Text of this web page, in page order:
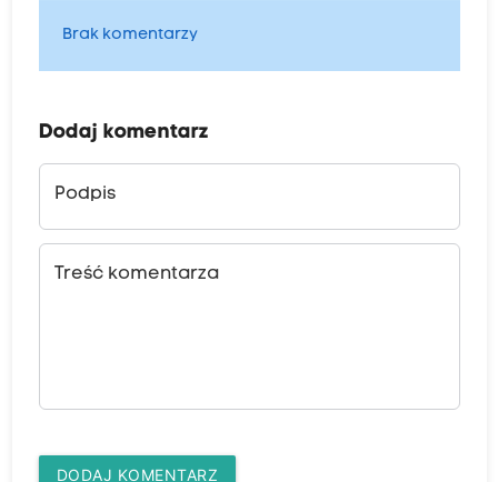
Brak komentarzy
Dodaj komentarz
Podpis
Treść komentarza
DODAJ KOMENTARZ